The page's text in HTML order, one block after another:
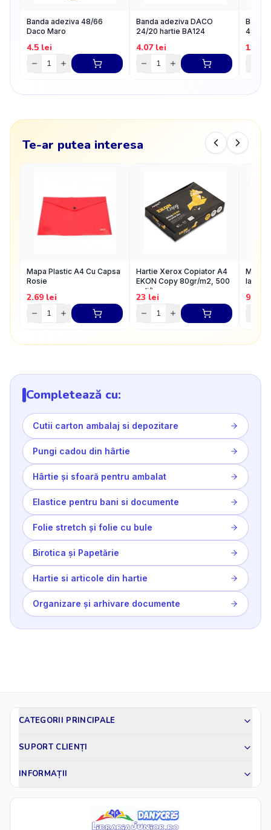
Banda adeziva 48/66
Daco Maro
4.5 lei
Banda adeziva DACO
24/20 hartie BA124
4.07lei
Banda
48/20,
12
Te-ar putea interesa
Mapa Plastic A4 Cu Capsa
Rosie
2.69 lei
Hartie Xerox Copiator A4
EKON Copy 80gr/m2, 500
coli/top
23 lei
Mapa
9
Completează cu:
Cutii carton ambalaj si depozitare
Pungi cadou din hârtie
Hârtie și sfoară pentru ambalat
Elastice pentru bani si documente
Folie stretch și folie cu bule
Birotica și Papetărie
Hartie si articole din hartie
Organizare și arhivare documente
CATEGORII PRINCIPALE
SUPORT CLIENȚI
INFORMAȚII